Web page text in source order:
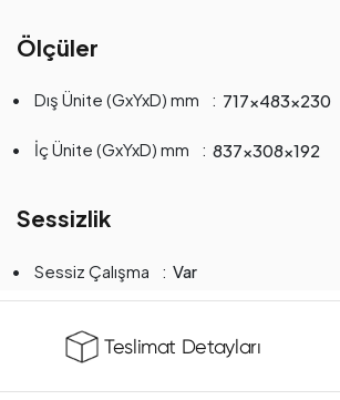
Ölçüler
Dış Ünite (GxYxD) mm 717x483x230
İç Ünite (GxYxD) mm 837x308x192
Sessizlik
Sessiz Çalışma Var
Teslimat Detayları